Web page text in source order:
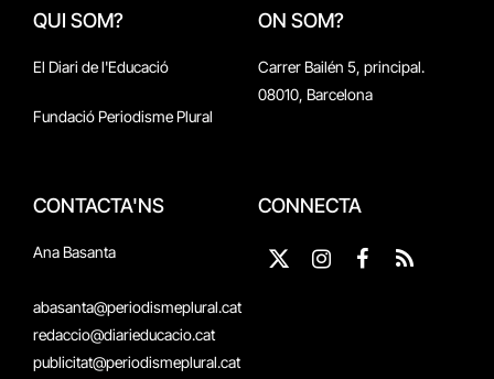
QUI SOM?
El Diari de l'Educació
Fundació Periodisme Plural
ON SOM?
Carrer Bailén 5, principal.
08010, Barcelona
CONTACTA'NS
Ana Basanta
abasanta@periodismeplural.cat
redaccio@diarieducacio.cat
publicitat@periodismeplural.cat
CONNECTA
X
InstagramFacebook
RSS